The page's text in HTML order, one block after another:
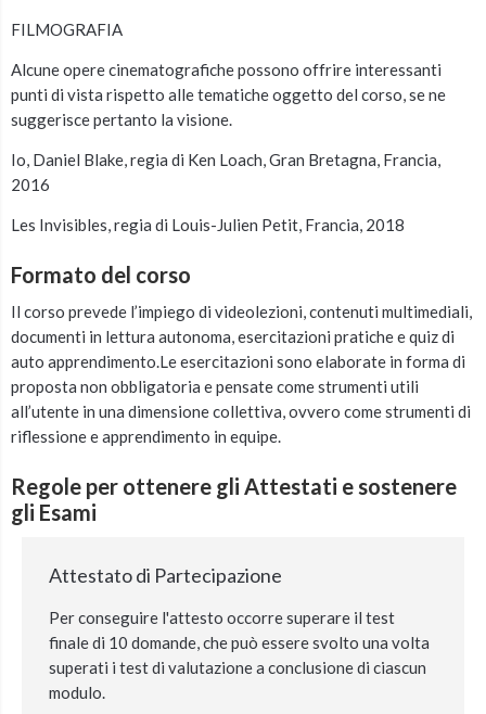
FILMOGRAFIA
Alcune opere cinematografiche possono offrire interessanti
punti di vista rispetto alle tematiche oggetto del corso, se ne
suggerisce pertanto la visione.
Io, Daniel Blake, regia di Ken Loach, Gran Bretagna, Francia,
2016
Les Invisibles, regia di Louis-Julien Petit, Francia, 2018
Formato del corso
Il corso prevede l’impiego di videolezioni, contenuti multimediali,
documenti in lettura autonoma, esercitazioni pratiche e quiz di
auto apprendimento.Le esercitazioni sono elaborate in forma di
proposta non obbligatoria e pensate come strumenti utili
all’utente in una dimensione collettiva, ovvero come strumenti di
riflessione e apprendimento in equipe.
Regole per ottenere gli Attestati e sostenere
gli Esami
Attestato di Partecipazione
Per conseguire l'attesto occorre superare il test
finale di 10 domande, che può essere svolto una volta
superati i test di valutazione a conclusione di ciascun
modulo.